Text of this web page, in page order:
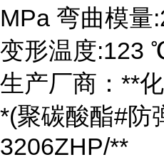
MPa 弯曲模量
变形温度:123
生产厂商：**
*(聚碳酸酯#防
3206ZHP/**